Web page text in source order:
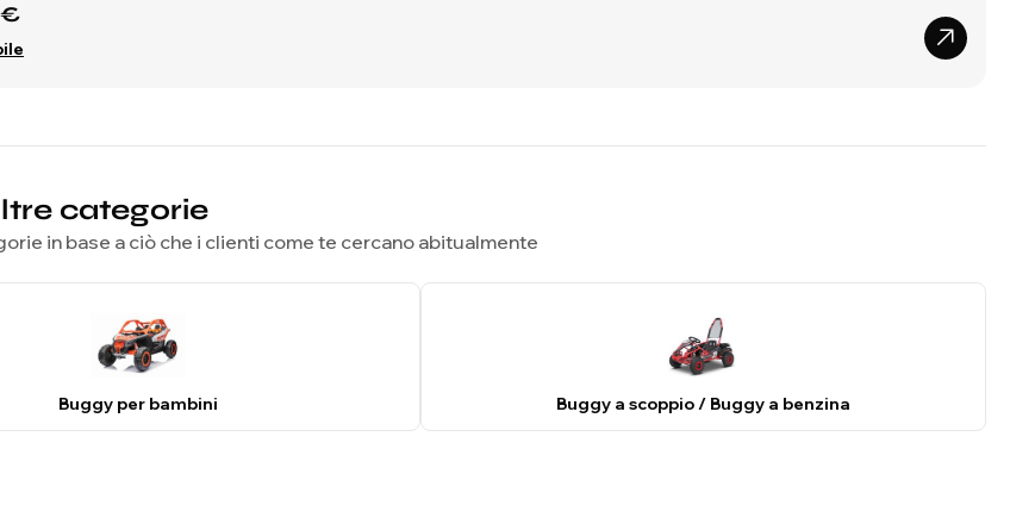
€
categorie
in base a ciò che i clienti come te cercano abitualmente
Buggy per bambini Buggy a scoppio / Buggy a benzina